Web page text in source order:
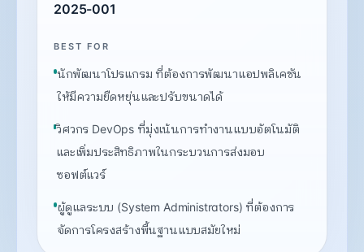
2025-001
BEST FOR
นักพัฒนาโปรแกรม ที่ต้องการพัฒนาแอปพลิเคชัน
ให้มีความยืดหยุ่นและปรับขนาดได้
วิศวกร DevOps ที่มุ่งเน้นการทำงานแบบอัตโนมัติ
และเพิ่มประสิทธิภาพในกระบวนการส่งมอบ
ซอฟต์แวร์
ผู้ดูแลระบบ (System Administrators) ที่ต้องการ
จัดการโครงสร้างพื้นฐานแบบสมัยใหม่